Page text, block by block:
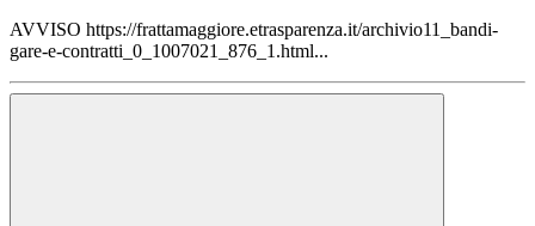
AVVISO https://frattamaggiore.etrasparenza.it/archivio11_bandi-
gare-e-contratti_0_1007021_876_1.html...